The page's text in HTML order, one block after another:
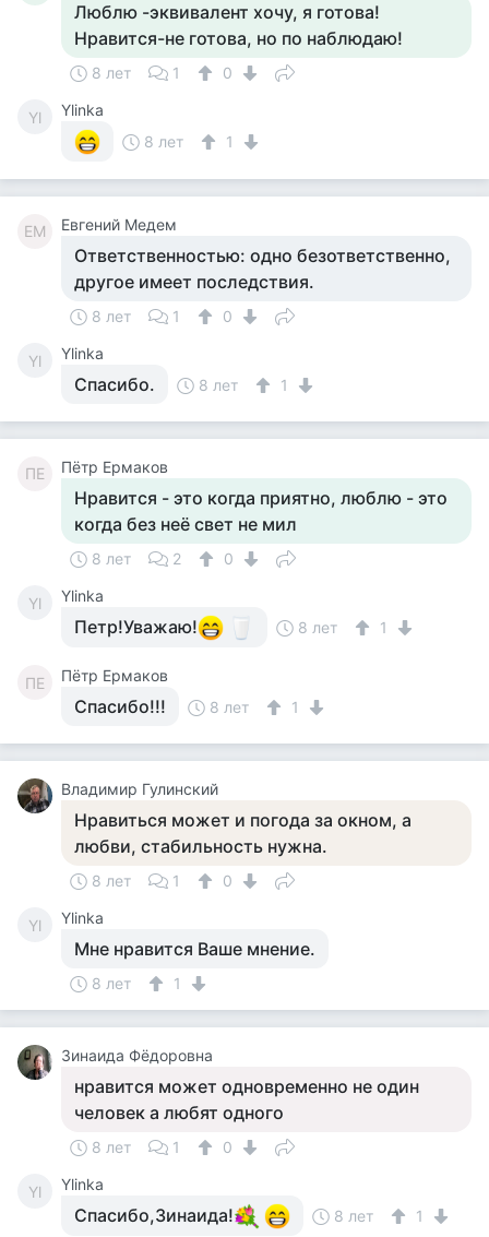
Люблю -эквивалент хочу, я готова!
Нравится-не готова, но по наблюдаю!
8 лет 1 0
Yl
Ylinka
8 лет
1
ЕМ Евгений Медем
Ответственностью: одно безответственно,
другое имеет последствия.
8 лет 1 0
Yl Ylinka
Спасибо. 8 лет 1
ПЕ Пётр Ермаков
Нравится - это когда приятно, люблю - это
когда без неё свет не мил
8 лет 2 0
Yl Ylinka
Петр!Уважаю! 8 лет 1
ПЕ Пётр Ермаков
Спасибо!!! 8 лет 1
Владимир Гулинский
Нравиться может и погода за окном, а
любви, стабильность нужна.
8 лет 1 0
Yl Ylinka
Мне нравится Ваше мнение.
8 лет 1
Зинаида Фёдоровна
нравится может одновременно не один
человек а любят одного
8 лет 1 0
Yl Ylinka
Спасибо,Зинаида! 8 лет 1